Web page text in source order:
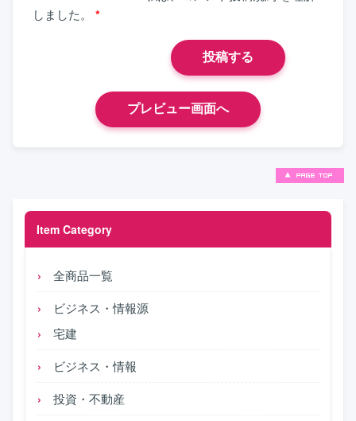
Item Category
全商品一覧
ビジネス・情報源
宅建
ビジネス・情報
投資・不動産
しました。
*